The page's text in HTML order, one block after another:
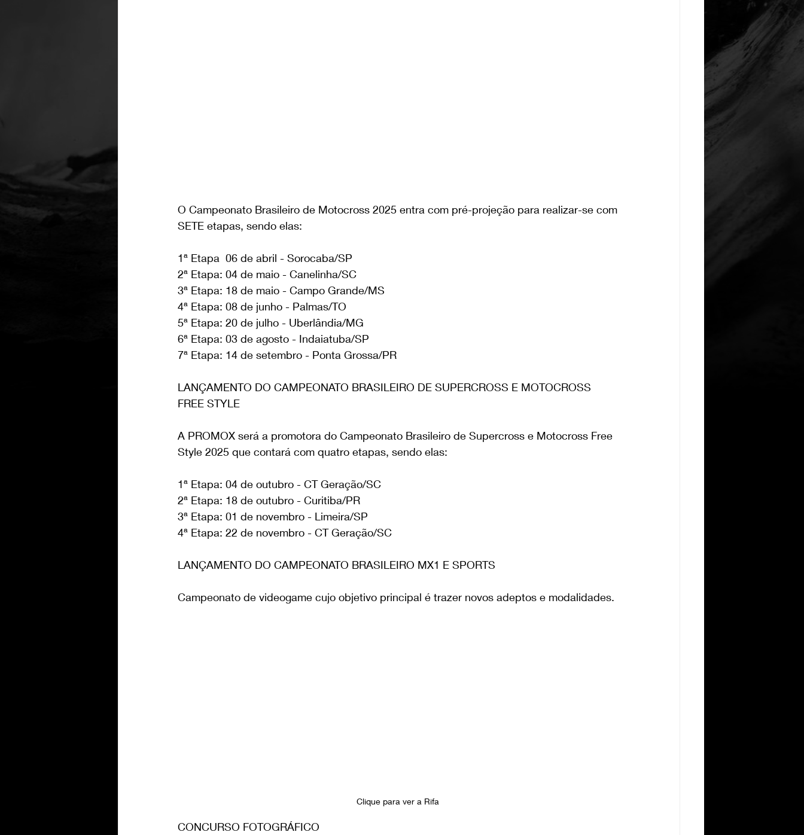
O Campeonato Brasileiro de Motocross 2025 entra com pré-projeção para realizar-se com
SETE etapas, sendo elas:
1ª Etapa  06 de abril - Sorocaba/SP
2ª Etapa: 04 de maio - Canelinha/SC
3ª Etapa: 18 de maio - Campo Grande/MS
4ª Etapa: 08 de junho - Palmas/TO
5ª Etapa: 20 de julho - Uberlândia/MG
6ª Etapa: 03 de agosto - Indaiatuba/SP
7ª Etapa: 14 de setembro - Ponta Grossa/PR
LANÇAMENTO DO CAMPEONATO BRASILEIRO DE SUPERCROSS E MOTOCROSS
FREE STYLE
A PROMOX será a promotora do Campeonato Brasileiro de Supercross e Motocross Free
Style 2025 que contará com quatro etapas, sendo elas:
1ª Etapa: 04 de outubro - CT Geração/SC
2ª Etapa: 18 de outubro - Curitiba/PR
3ª Etapa: 01 de novembro - Limeira/SP
4ª Etapa: 22 de novembro - CT Geração/SC
LANÇAMENTO DO CAMPEONATO BRASILEIRO MX1 E SPORTS
Campeonato de videogame cujo objetivo principal é trazer novos adeptos e modalidades.
Clique para ver a Rifa
CONCURSO FOTOGRÁFICO